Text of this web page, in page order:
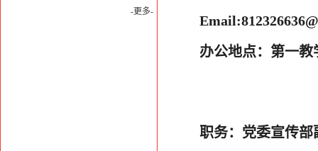
-更多-
Email:
办公地点： 第一教
职务： 党委宣传部